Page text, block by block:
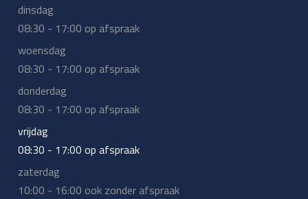
dinsdag
08:30 - 17:00 op afspraak
woensdag
08:30 - 17:00 op afspraak
donderdag
08:30 - 17:00 op afspraak
vrijdag
08:30 - 17:00 op afspraak
zaterdag
10:00 - 16:00 ook zonder afspraak